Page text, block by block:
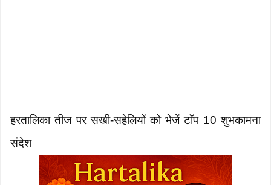
हरतालिका तीज पर सखी-सहेलियों को भेजें टॉप 10 शुभकामना
संदेश